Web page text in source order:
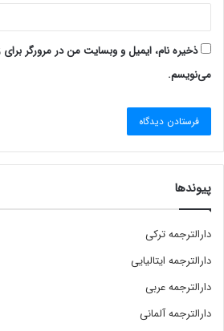
ذخیره نام، ایمیل و وبسایت من در مرورگر برای
می‌نویسم.
پیوندها
دارالترجمه ترکی
دارالترجمه ایتالیایی
دارالترجمه عربی
دارالترجمه آلمانی